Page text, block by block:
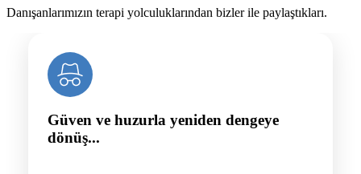
Danışanlarımızın terapi yolculuklarından bizler ile paylaştıkları.
Güven ve huzurla yeniden dengeye
dönüş...